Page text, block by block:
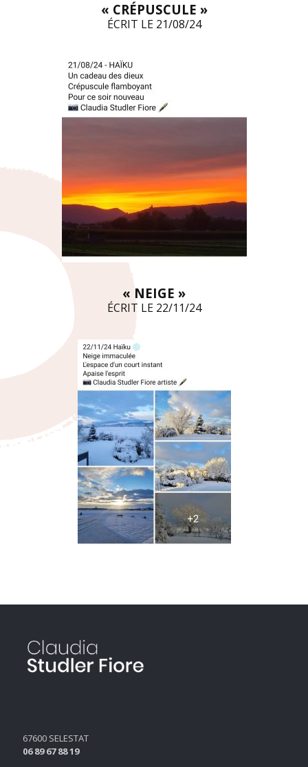
« CRÉPUSCULE »
ÉCRIT LE 21/08/24
« NEIGE »
ÉCRIT LE 22/11/24
67600 SELESTAT
06 89 67 88 19